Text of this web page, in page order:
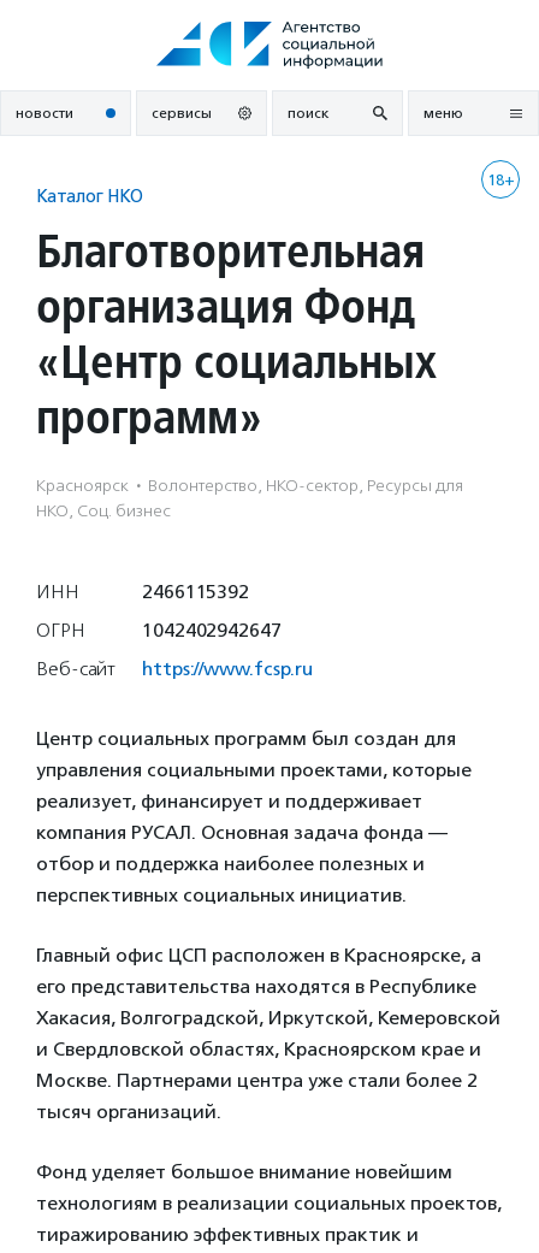
новости сервисы поиск меню
18+
Каталог НКО
Благотворительная
организация Фонд
«Центр социальных
программ»
Красноярск · Волонтерство, НКО-сектор, Ресурсы для
НКО, Соц. бизнес
ИНН
2466115392
ОГРН
1042402942647
Веб-сайт
https://www.fcsp.ru
Центр социальных программ был создан для
управления социальными проектами, которые
реализует, финансирует и поддерживает
компания РУСАЛ. Основная задача фонда —
отбор и поддержка наиболее полезных и
перспективных социальных инициатив.
Главный офис ЦСП расположен в Красноярске, а
его представительства находятся в Республике
Хакасия, Волгоградской, Иркутской, Кемеровской
и Свердловской областях, Красноярском крае и
Москве. Партнерами центра уже стали более 2
тысяч организаций.
Фонд уделяет большое внимание новейшим
технологиям в реализации социальных проектов,
тиражированию эффективных практик и